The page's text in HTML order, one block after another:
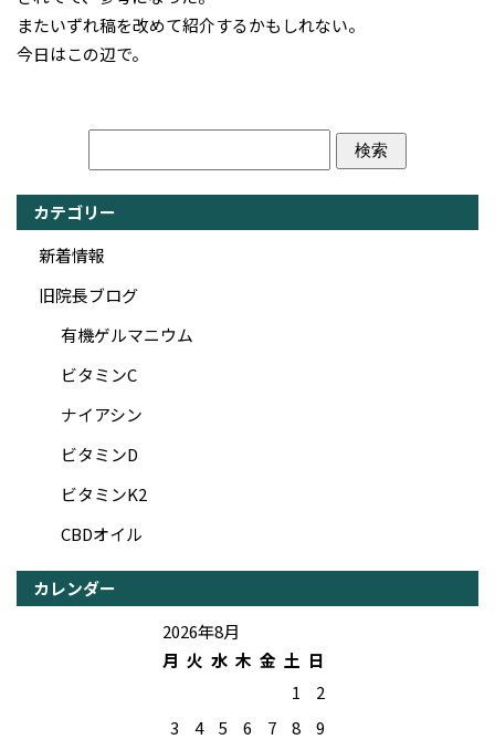
またいずれ稿を改めて紹介するかもしれない。
今日はこの辺で。
カテゴリー
新着情報
旧院長ブログ
有機ゲルマニウム
ビタミンC
ナイアシン
ビタミンD
ビタミンK2
CBDオイル
カレンダー
2026年8月
月 火 水 木 金 土 日
1
2
3
4 5 6 7 8
9